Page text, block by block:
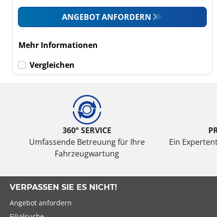
LKW (0)
Notlaufeigenschaft)
Notlaufeigenschaft)
Keine Run-flat (2)
mehr
Optionen
ANGEBOT ANFORDERN
Mehr Informationen
Vergleichen
360° SERVICE
Umfassende Betreuung für Ihre
Fahrzeugwartung
Ein
VERPASSEN SIE ES NICHT!
Angebot anfordern